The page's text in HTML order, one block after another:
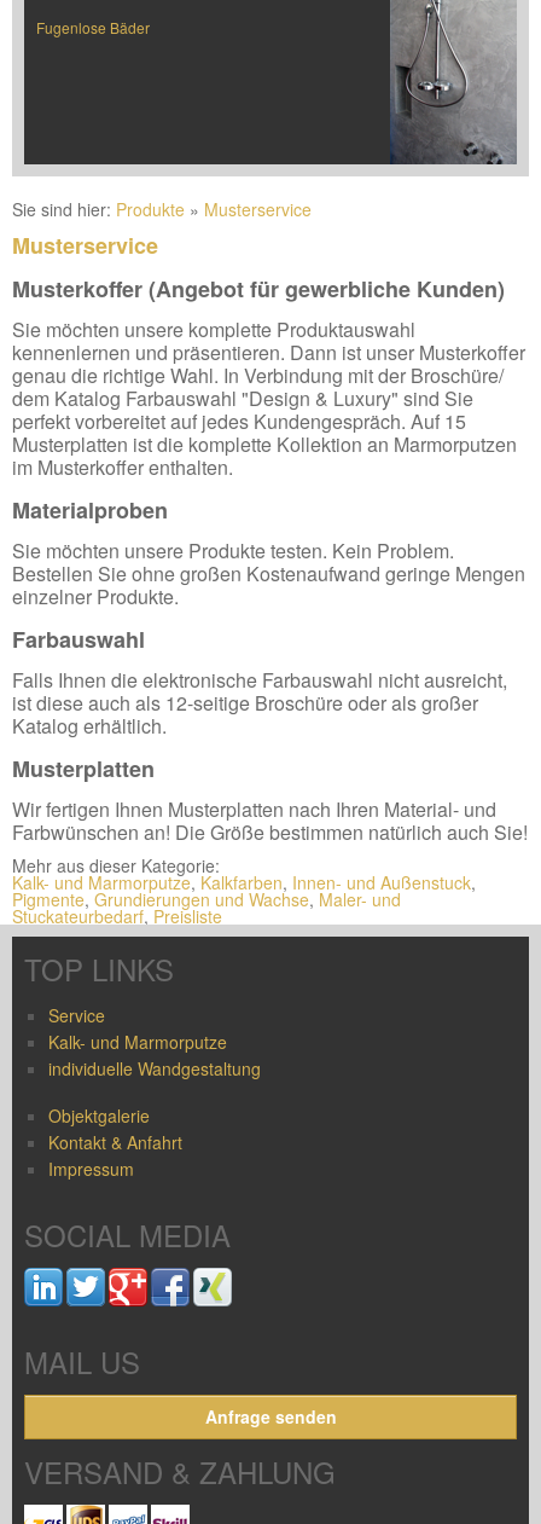
Fugenlose Bäder
Sie sind hier: Produkte » Musterservice
Musterservice
Musterkoffer (Angebot für gewerbliche Kunden)
Sie möchten unsere komplette Produktauswahl
kennenlernen und präsentieren. Dann ist unser Musterkoffer
genau die richtige Wahl. In Verbindung mit der Broschüre/
dem Katalog Farbauswahl "Design & Luxury" sind Sie
perfekt vorbereitet auf jedes Kundengespräch. Auf 15
Musterplatten ist die komplette Kollektion an Marmorputzen
im Musterkoffer enthalten.
Materialproben
Sie möchten unsere Produkte testen. Kein Problem.
Bestellen Sie ohne großen Kostenaufwand geringe Mengen
einzelner Produkte.
Farbauswahl
Falls Ihnen die elektronische Farbauswahl nicht ausreicht,
ist diese auch als 12-seitige Broschüre oder als großer
Katalog erhältlich.
Musterplatten
Wir fertigen Ihnen Musterplatten nach Ihren Material- und
Farbwünschen an! Die Größe bestimmen natürlich auch Sie!
Mehr aus dieser Kategorie:
Kalk- und Marmorputze, Kalkfarben, Innen- und Außenstuck,
Pigmente, Grundierungen und Wachse, Maler- und
Stuckateurbedarf, Preisliste
TOP LINKS
Service
Kalk- und Marmorputze
individuelle Wandgestaltung
Objektgalerie
Kontakt & Anfahrt
Impressum
SOCIAL MEDIA
MAIL US
Anfrage senden
VERSAND & ZAHLUNG